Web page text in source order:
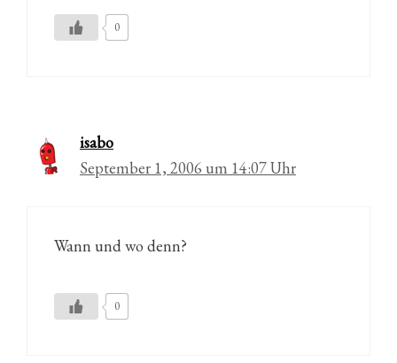
0
isabo
September 1, 2006 um 14:07 Uhr
Wann und wo denn?
0